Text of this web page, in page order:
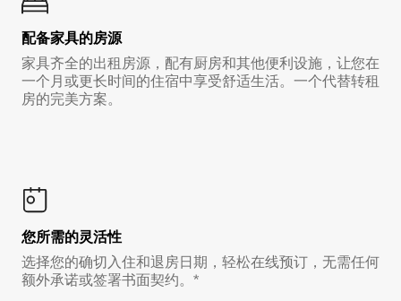
配备家具的房源
家具齐全的出租房源，配有厨房和其他便利设施，让您在
一个月或更长时间的住宿中享受舒适生活。一个代替转租
房的完美方案。
您所需的灵活性
选择您的确切入住和退房日期，轻松在线预订，无需任何
额外承诺或签署书面契约。*